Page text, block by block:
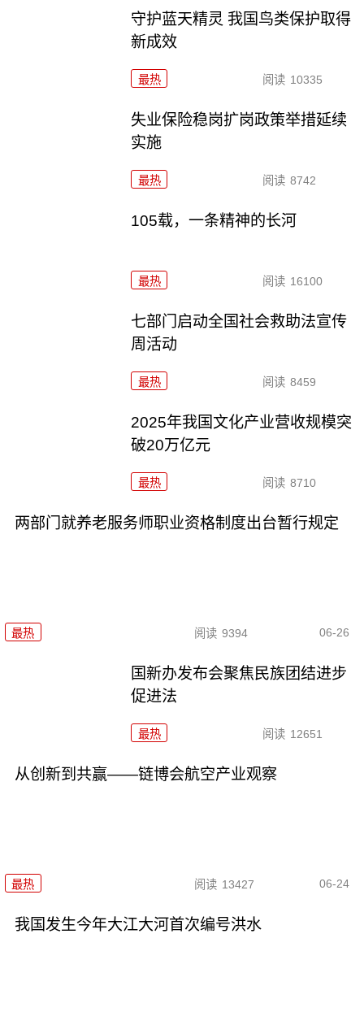
守护蓝天精灵 我国鸟类保护取得
新成效
最热 阅读 10335
失业保险稳岗扩岗政策举措延续
实施
最热 阅读 8742
105载，一条精神的长河
最热 阅读 16100
七部门启动全国社会救助法宣传
周活动
最热 阅读 8459
2025年我国文化产业营收规模突
破20万亿元
最热 阅读 8710
两部门就养老服务师职业资格制度出台暂行规定
最热 阅读 9394 06-26
国新办发布会聚焦民族团结进步
促进法
最热 阅读 12651
从创新到共赢——链博会航空产业观察
最热 阅读 13427 06-24
我国发生今年大江大河首次编号洪水